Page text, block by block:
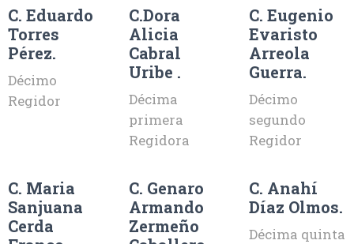
C. Eduardo
Torres
Pérez.
Décimo
Regidor
C.Dora
Alicia
Cabral
Uribe .
Décima
primera
Regidora
C. Eugenio
Evaristo
Arreola
Guerra.
Décimo
segundo
Regidor
C. Maria
Sanjuana
Cerda
C. Genaro
Armando
Zermeño
C. Anahí
Díaz Olmos.
Décima quinta